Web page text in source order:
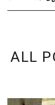
ALL